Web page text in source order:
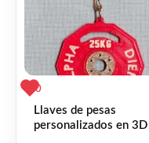
0
Llaves de pesas
personalizados en 3D